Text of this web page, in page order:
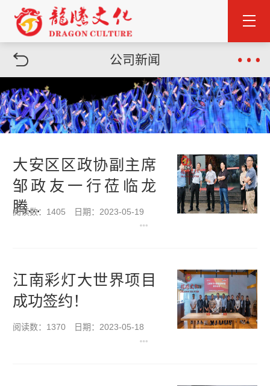
公司新闻
大安区区政协副主席
邹政友一行莅临龙
腾...
阅读数：1405 日期：2023-05-19
江南彩灯大世界项目
成功签约！
阅读数：1370 日期：2023-05-18